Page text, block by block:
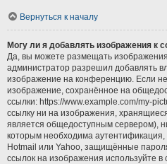
Вернуться к началу
Могу ли я добавлять изображения к
Да, вы можете размещать
администратор разрешил добавлять
изображение на конференцию. Если
изображение, сохранённое на
ссылки: https://www.example.com/my-
ссылку ни на изображения,
является общедоступным сервером),
которым необходима
Hotmail или Yahoo, защищённые
ссылок на изображения используйте в